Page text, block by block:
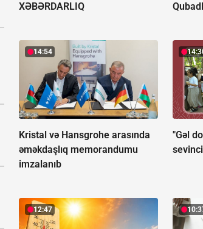
XƏBƏRDARLIQ
14:54
Kristal və Hansgrohe arasında
əməkdaşlıq memorandumu
imzalanıb
"Gəl
12:47